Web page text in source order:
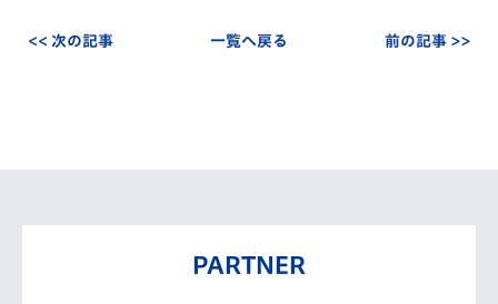
<< 次の記事 一覧へ戻る 前の記事 >>
PARTNER